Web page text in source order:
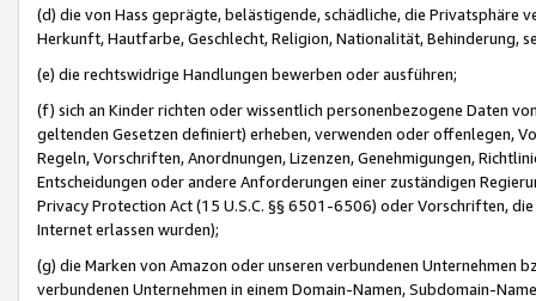
(d) die von Hass geprägte, belästigende, schädliche, die Privatsphäre
Herkunft, Hautfarbe, Geschlecht, Religion, Nationalität, Behinderung,
(e) die rechtswidrige Handlungen bewerben oder ausführen;
(f) sich an Kinder richten oder wissentlich personenbezogene Daten
geltenden Gesetzen definiert) erheben, verwenden oder offenlegen,
Regeln, Vorschriften, Anordnungen, Lizenzen, Genehmigungen,
Entscheidungen oder andere Anforderungen einer zuständigen
Privacy Protection Act (15 U.S.C. §§ 6501-6506) oder Vorschriften,
Internet erlassen wurden);
(g) die Marken von Amazon oder unseren verbundenen Unternehmen
verbundenen Unternehmen in einem Domain-Namen, Subdomain-